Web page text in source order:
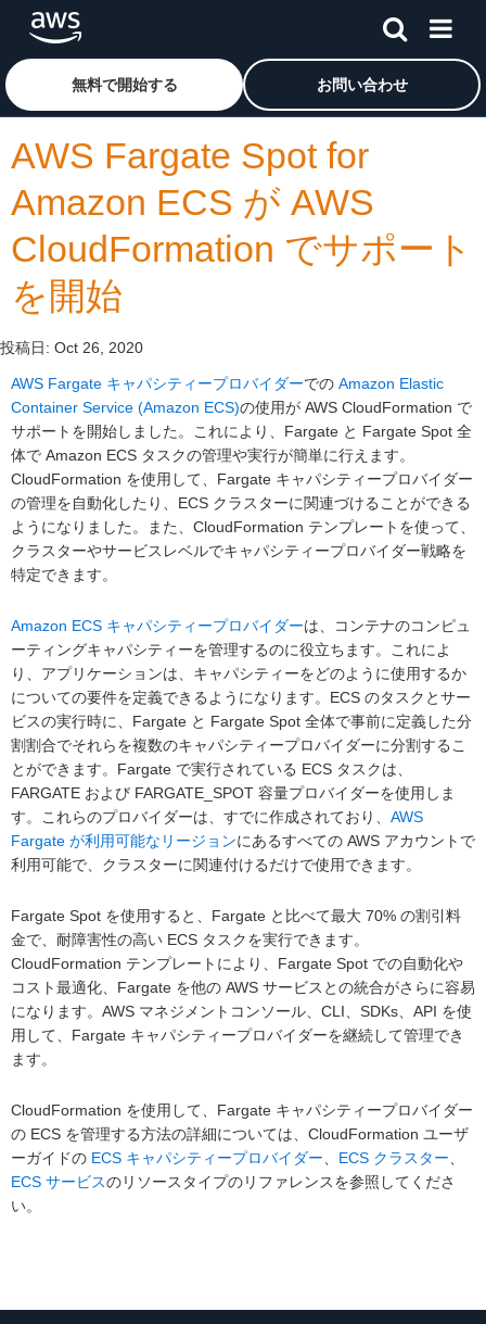
メインコンテンツに移動
アマゾン ウェブ サービスのホームページに戻るには、こ
無料で開始する お問い合わせ
AWS Fargate Spot for
Amazon ECS が AWS
CloudFormation でサポート
を開始
投稿日: Oct 26, 2020
AWS Fargate キャパシティープロバイダーでの Amazon Elastic
Container Service (Amazon ECS)の使用が AWS CloudFormation で
サポートを開始しました。これにより、Fargate と Fargate Spot 全
体で Amazon ECS タスクの管理や実行が簡単に行えます。
CloudFormation を使用して、Fargate キャパシティープロバイダー
の管理を自動化したり、ECS クラスターに関連づけることができる
ようになりました。また、CloudFormation テンプレートを使って、
クラスターやサービスレベルでキャパシティープロバイダー戦略を
特定できます。
Amazon ECS キャパシティープロバイダーは、コンテナのコンピュ
ーティングキャパシティーを管理するのに役立ちます。これによ
り、アプリケーションは、キャパシティーをどのように使用するか
についての要件を定義できるようになります。ECS のタスクとサー
ビスの実行時に、Fargate と Fargate Spot 全体で事前に定義した分
割割合でそれらを複数のキャパシティープロバイダーに分割するこ
とができます。Fargate で実行されている ECS タスクは、
FARGATE および FARGATE_SPOT 容量プロバイダーを使用しま
す。これらのプロバイダーは、すでに作成されており、 AWS
Fargate が利用可能なリージョンにあるすべての AWS アカウントで
利用可能で、クラスターに関連付けるだけで使用できます。
Fargate Spot を使用すると、Fargate と比べて最大 70% の割引料
金で、耐障害性の高い ECS タスクを実行できます。
CloudFormation テンプレートにより、Fargate Spot での自動化や
コスト最適化、Fargate を他の AWS サービスとの統合がさらに容易
になります。AWS マネジメントコンソール、CLI、SDKs、API を使
用して、Fargate キャパシティープロバイダーを継続して管理でき
ます。
CloudFormation を使用して、Fargate キャパシティープロバイダー
の ECS を管理する方法の詳細については、CloudFormation ユーザ
ーガイドの ECS キャパシティープロバイダー ECS クラスター
ECS サービスのリソースタイプのリファレンスを参照してくださ
い。